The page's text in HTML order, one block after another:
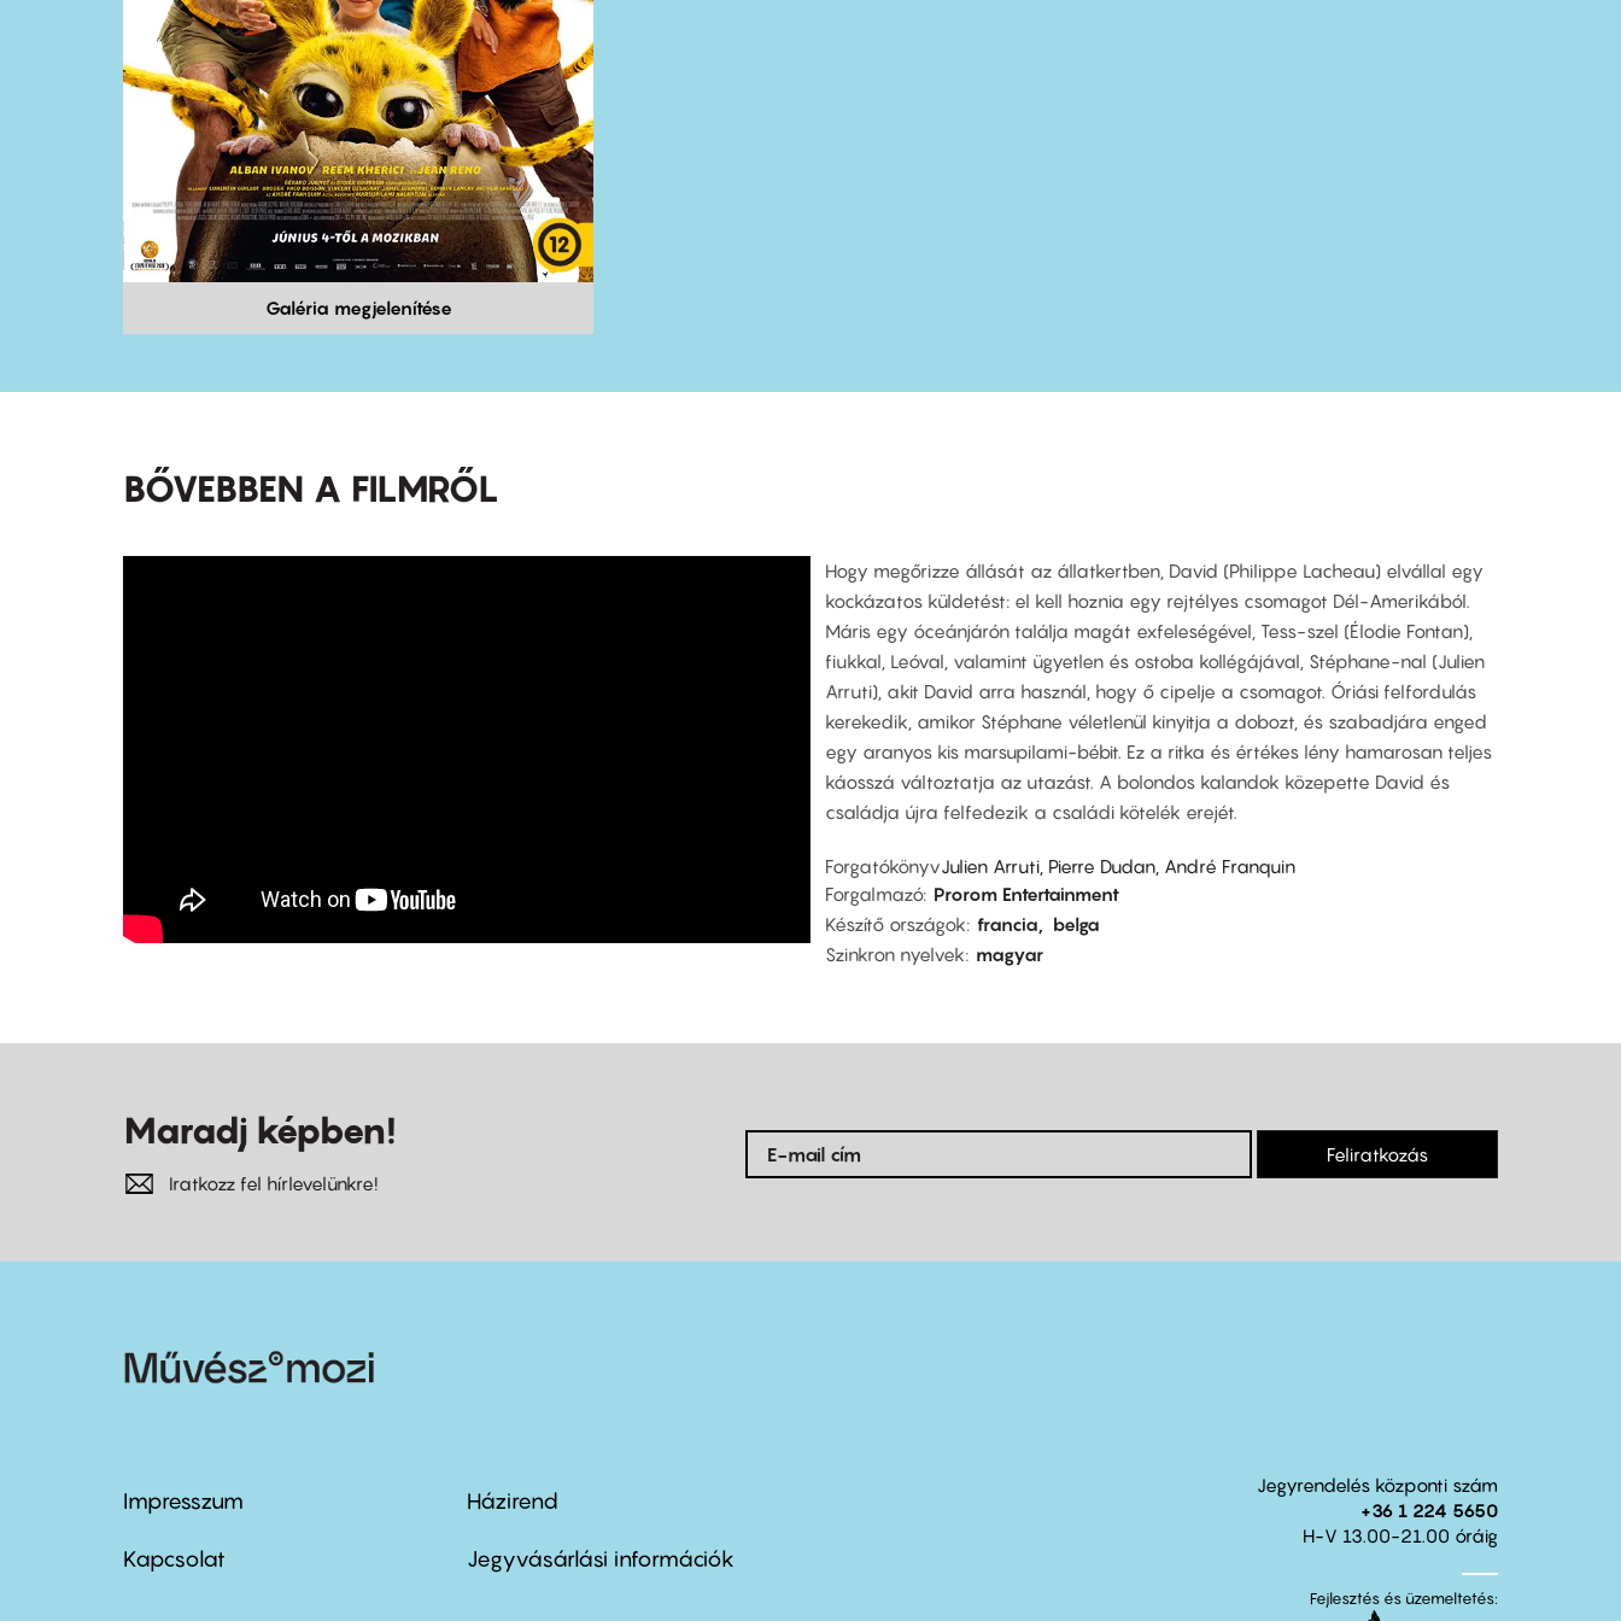
Galéria megjelenítése
BŐVEBBEN A FILMRŐL
Hogy megőrizze állását az állatkertben, David (Philippe Lacheau) elvállal egy
kockázatos küldetést: el kell hoznia egy rejtélyes csomagot Dél-Amerikából.
Máris egy óceánjárón találja magát exfeleségével, Tess-szel (Élodie Fontan),
fiukkal, Leóval, valamint ügyetlen és ostoba kollégájával, Stéphane-nal (Julien
Arruti), akit David arra használ, hogy ő cipelje a csomagot. Óriási felfordulás
kerekedik, amikor Stéphane véletlenül kinyitja a dobozt, és szabadjára enged
egy aranyos kis marsupilami-bébit. Ez a ritka és értékes lény hamarosan teljes
káosszá változtatja az utazást. A bolondos kalandok közepette David és
családja újra felfedezik a családi kötelék erejét.
ForgatókönyvJulien Arruti, Pierre Dudan, André Franquin
Forgalmazó Prorom Entertainment
Készítő országok francia
belga
Szinkron nyelvek
magyar
Maradj képben!
Iratkozz fel hírlevelünkre!
Feliratkozás
Footer
menu
Impresszum
Kapcsolat
Footer
menu
Házirend
Jegyvásárlási információk
Jegyrendelés központi szám
+36 1 224 5650
H-V 13.00-21.00 óráig
Fejlesztés és üzemeltetés: